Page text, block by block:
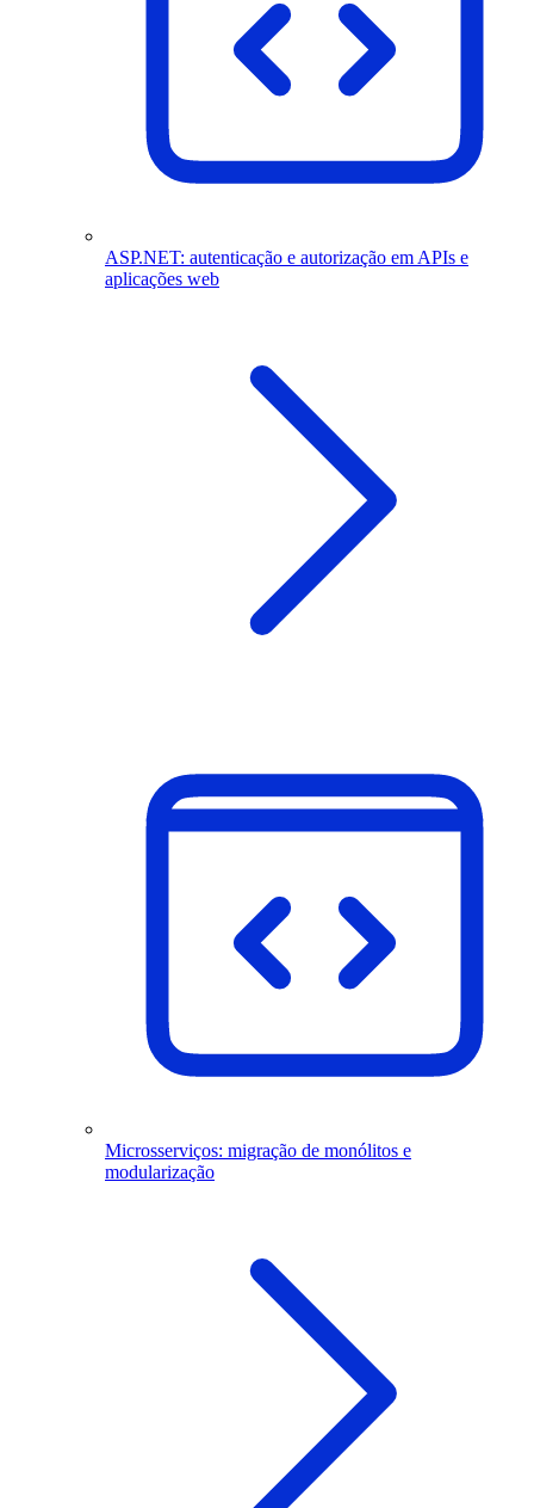
ASP.NET: autenticação e autorização em APIs e
aplicações web
Microsserviços: migração de monólitos e
modularização